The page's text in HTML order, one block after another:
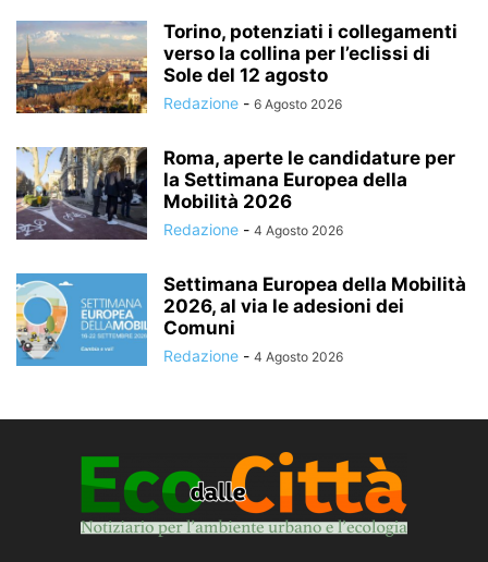
Torino, potenziati i collegamenti
verso la collina per l’eclissi di
Sole del 12 agosto
Redazione - 6 Agosto 2026
Roma, aperte le candidature per
la Settimana Europea della
Mobilità 2026
Redazione - 4 Agosto 2026
Settimana Europea della Mobilità
2026, al via le adesioni dei
Comuni
Redazione - 4 Agosto 2026